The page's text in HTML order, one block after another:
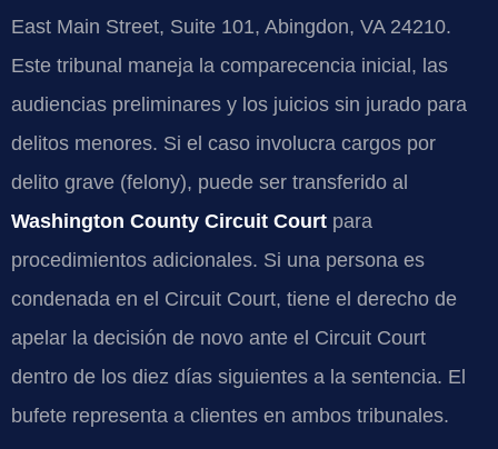
East Main Street, Suite 101, Abingdon, VA 24210.
Este tribunal maneja la comparecencia inicial, las
audiencias preliminares y los juicios sin jurado para
delitos menores. Si el caso involucra cargos por
delito grave (felony), puede ser transferido al
Washington County Circuit Court para
procedimientos adicionales. Si una persona es
condenada en el Circuit Court, tiene el derecho de
apelar la decisión de novo ante el Circuit Court
dentro de los diez días siguientes a la sentencia. El
bufete representa a clientes en ambos tribunales.